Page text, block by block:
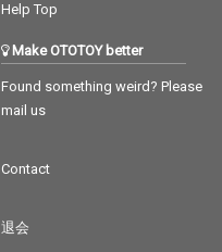
Help Top
Make OTOTOY better
Found something weird? Please
mail us
Contact
退会